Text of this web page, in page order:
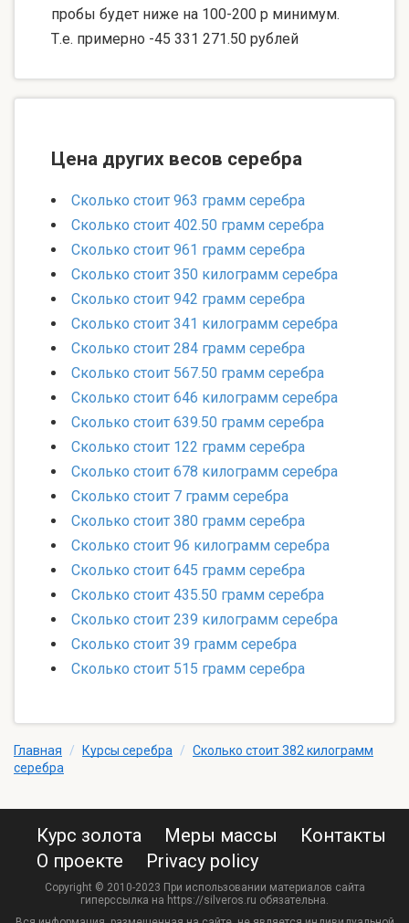
пробы будет ниже на 100-200 р минимум.
Т.е. примерно -45 331 271.50 рублей
Цена других весов серебра
Сколько стоит 963 грамм серебра
Сколько стоит 402.50 грамм серебра
Сколько стоит 961 грамм серебра
Сколько стоит 350 килограмм серебра
Сколько стоит 942 грамм серебра
Сколько стоит 341 килограмм серебра
Сколько стоит 284 грамм серебра
Сколько стоит 567.50 грамм серебра
Сколько стоит 646 килограмм серебра
Сколько стоит 639.50 грамм серебра
Сколько стоит 122 грамм серебра
Сколько стоит 678 килограмм серебра
Сколько стоит 7 грамм серебра
Сколько стоит 380 грамм серебра
Сколько стоит 96 килограмм серебра
Сколько стоит 645 грамм серебра
Сколько стоит 435.50 грамм серебра
Сколько стоит 239 килограмм серебра
Сколько стоит 39 грамм серебра
Сколько стоит 515 грамм серебра
Главная / Курсы серебра / Сколько стоит 382 килограмм
серебра
Курс золота Меры массы
Контакты
О проекте
Privacy policy
Copyright © 2010-2023 При использовании материалов сайта
гиперссылка на https://silveros.ru обязательна.